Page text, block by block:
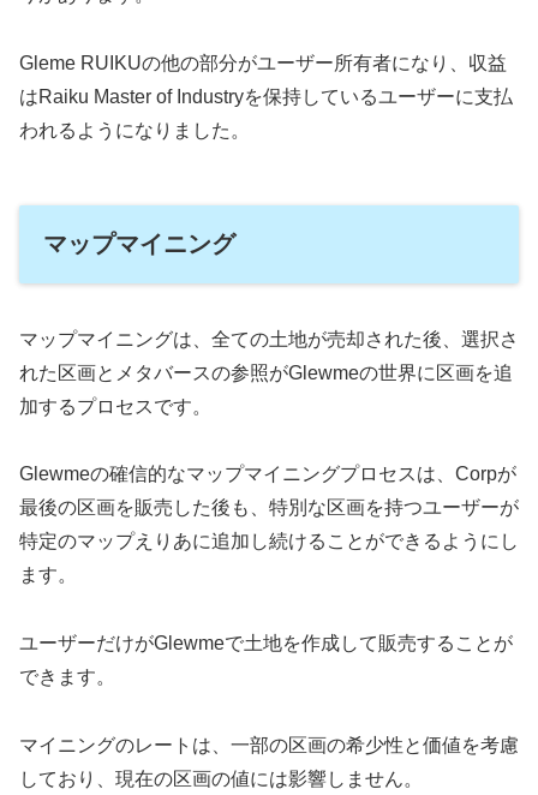
Gleme RUIKUの他の部分がユーザー所有者になり、収益
はRaiku Master of Industryを保持しているユーザーに支払
われるようになりました。
マップマイニング
マップマイニングは、全ての土地が売却された後、選択さ
れた区画とメタバースの参照がGlewmeの世界に区画を追
加するプロセスです。
Glewmeの確信的なマップマイニングプロセスは、Corpが
最後の区画を販売した後も、特別な区画を持つユーザーが
特定のマップえりあに追加し続けることができるようにし
ます。
ユーザーだけがGlewmeで土地を作成して販売することが
できます。
マイニングのレートは、一部の区画の希少性と価値を考慮
しており、現在の区画の値には影響しません。